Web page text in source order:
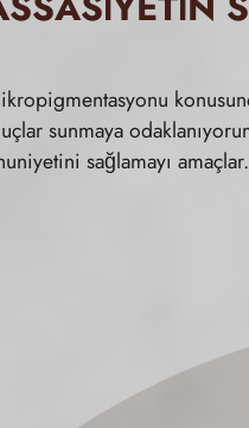
sunmaya
sağlamayı amaçlar.